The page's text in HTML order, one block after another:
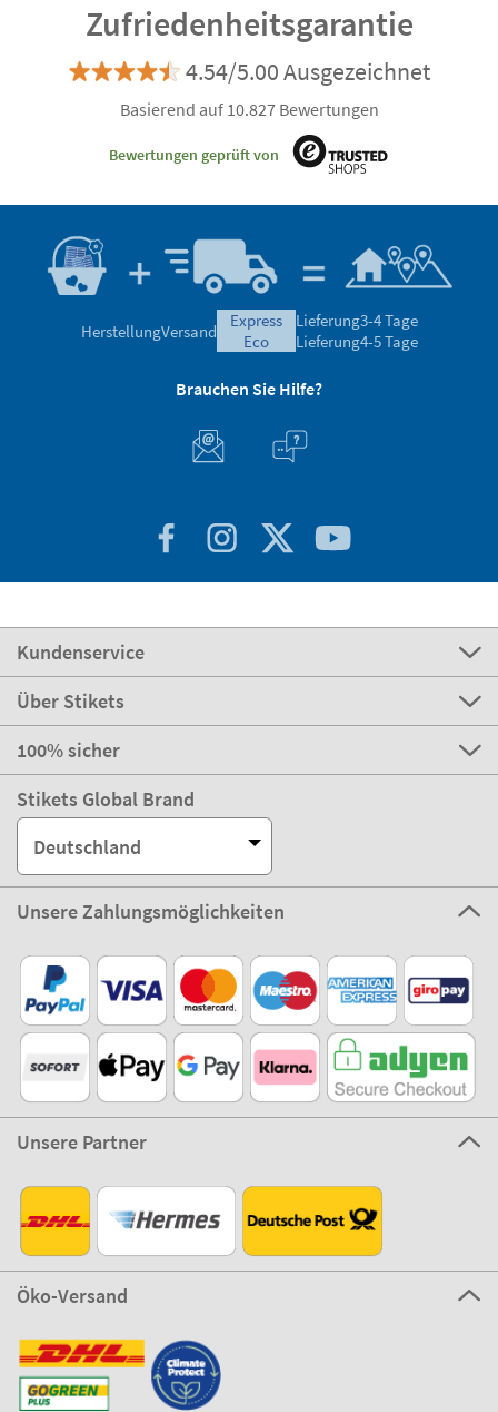
Zufriedenheitsgarantie
4.54/5.00 Ausgezeichnet
Basierend auf 10.827 Bewertungen
Bewertungen geprüft von
HerstellungVersand
express
eco
Lieferung3-4 Tage
Lieferung4-5 Tage
Brauchen Sie Hilfe?
Kundenservice
Über Stikets
100% sicher
Stikets Global Brand
Deutschland
Unsere Zahlungsmöglichkeiten
Unsere Partner
Öko-Versand